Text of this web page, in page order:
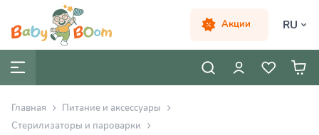
Акции RU
Главная
Питание и аксессуары
Стерилизаторы и пароварки